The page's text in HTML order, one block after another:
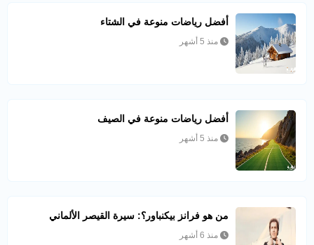
أفضل رياضات منوعة في الشتاء
منذ 5 أشهر
أفضل رياضات منوعة في الصيف
منذ 5 أشهر
من هو فرانز بيكنباور؟: سيرة القيصر الألماني
منذ 6 أشهر